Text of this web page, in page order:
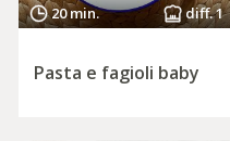
20 min. diff. 1
Pasta e fagioli baby